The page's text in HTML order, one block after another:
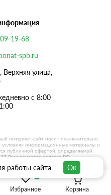
Избранное Корзина
19-68
spb.ru
Верхняя улица,
с 8:00
работы сайта Ок